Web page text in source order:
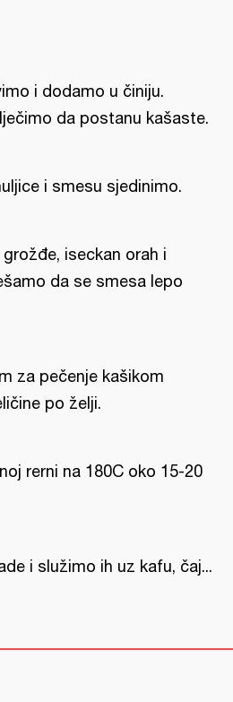
i dodamo u činiju.
da postanu kašaste.
i smesu sjedinimo.
iseckan orah i
da se smesa lepo
za pečenje kašikom
po želji.
rerni na 180C oko 15-20
i služimo ih uz kafu, čaj...